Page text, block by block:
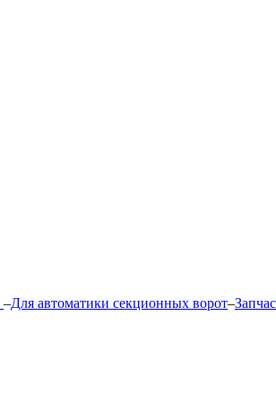
–Для автоматики секционных ворот–